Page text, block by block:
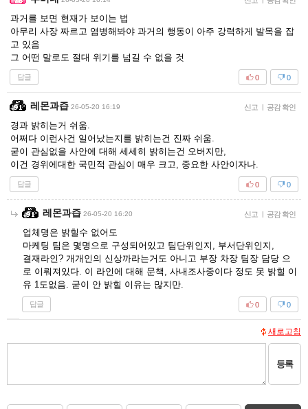
과거를 보면 현재가 보이는 법
아무리 사장 짜르고 염병해봐야 과거의 행동이 아주 강력하게 발목을 잡
고 있음
그 어떤 말로도 절대 위기를 넘길 수 없을 것
답글 0
0
레몬과즙 26-05-20 16:19 신고 | 공감 확인
경과 밝히는거 쉬움.
어쩌다 이런사건 일어났는지를 밝히는건 진짜 쉬움.
굳이 관심없을 사안에 대해 세세히 밝히는건 오버지만,
이건 경위에대한 국민적 관심이 매우 크고, 중요한 사안이자나.
답글 0
0
레몬과즙 26-05-20 16:20 신고 | 공감 확인
업체명은 밝힐수 없어도
마케팅 팀은 몇명으로 구성되어있고 팀단위인지, 부서단위인지,
결재라인? 개개인의 신상까라는거도 아니고 부장 차장 팀장 담당 으
로 이뤄져있다. 이 라인에 대해 문책, 사내조사중이다 정도 못 밝힐 이
유 1도없음. 굳이 안 밝힐 이유는 많지만.
답글 0
0
새로고침
등록